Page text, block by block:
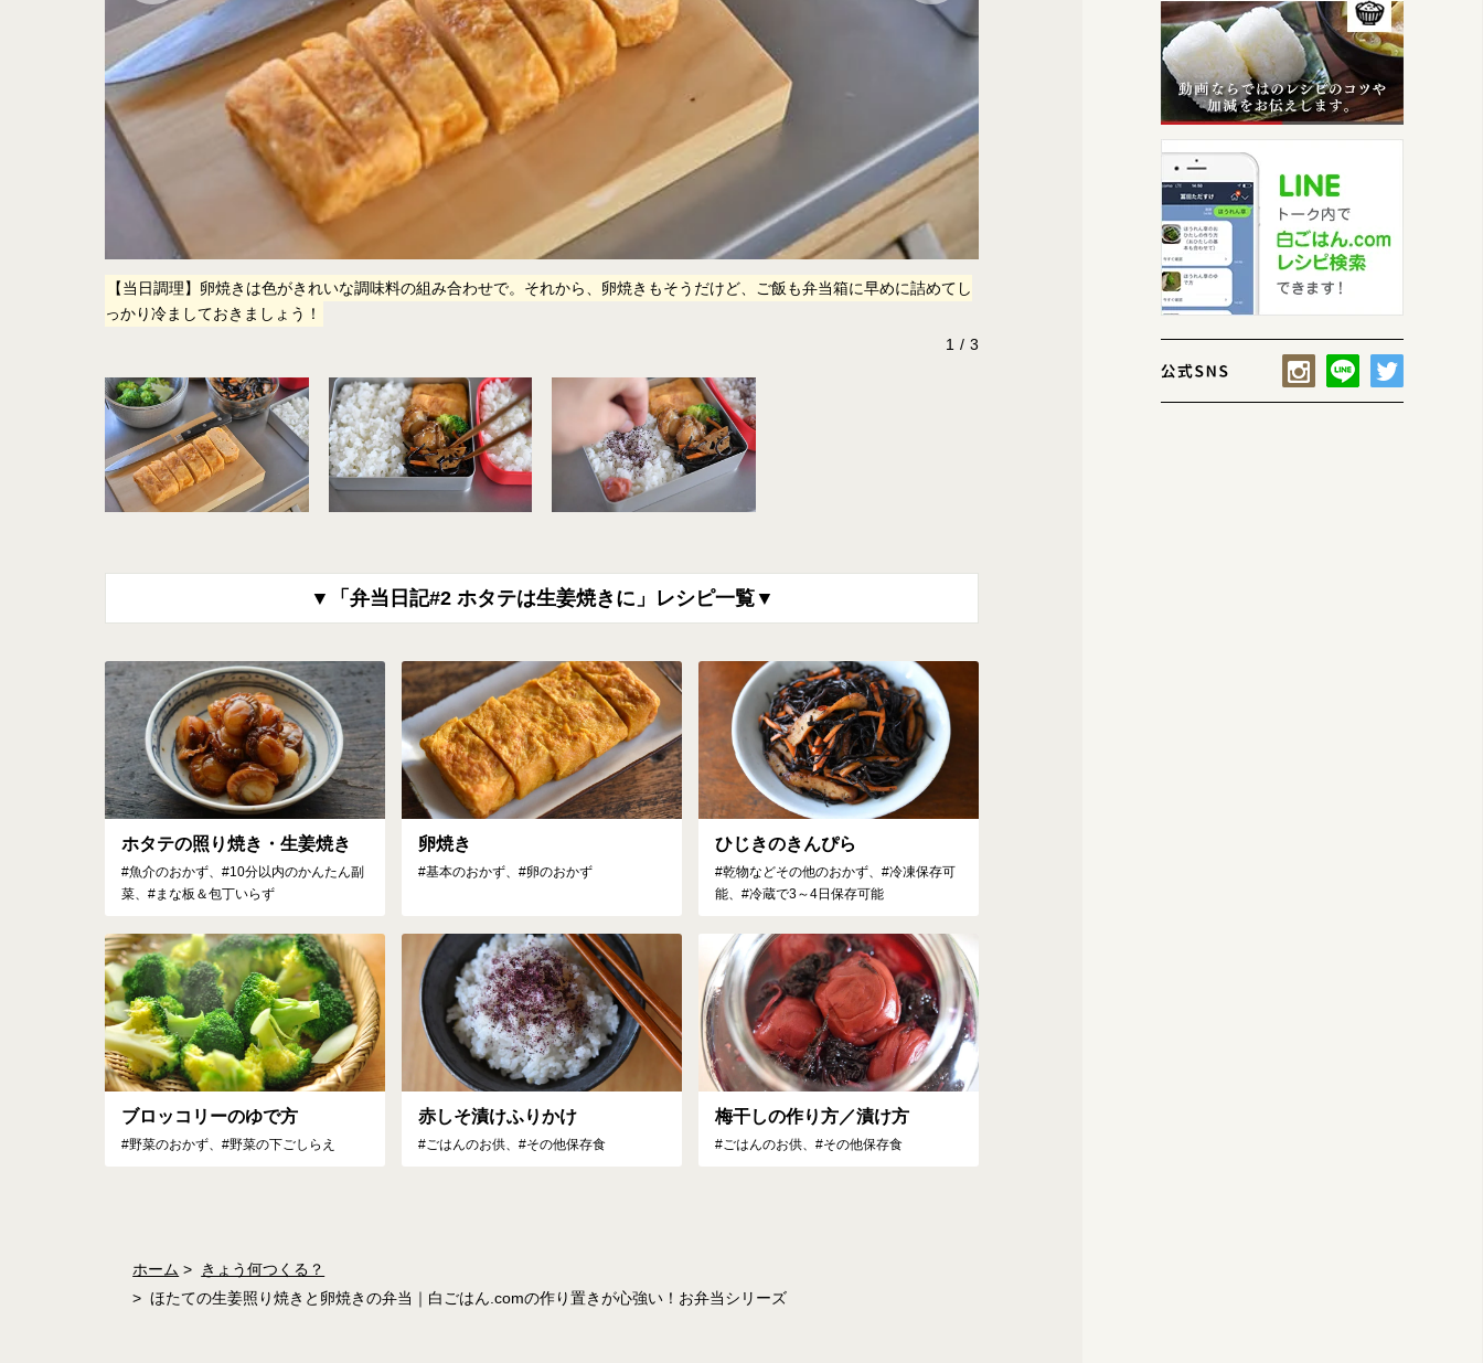
【当日調理】卵焼きは色がきれいな調味料の組み合わせで。それから、卵焼きもそうだけど、ご飯も弁当箱に早めに詰めてし
っかり冷ましておきましょう！
【盛り付け①】ごはんの横に上から、卵焼き、塩ゆでブロッコリー、
ぶ味が多少混ざっても美味しいおかずだから、仕切りは不使用！
1
3
▼「弁当日記#2 ホタテは生姜焼きに」レシピ一覧▼
ホタテの照り焼き・生姜焼き
#魚介のおかず、#10分以内のかんたん副
菜、#まな板＆包丁いらず
卵焼き
#基本のおかず、#卵のおかず
ひじきのきんぴら
#乾物などその他のおかず、#冷凍保存可
能、#冷蔵で3～4日保存可能
ブロッコリーのゆで方
#野菜のおかず、#野菜の下ごしらえ
赤しそ漬けふりかけ
#ごはんのお供、#その他保存食
梅干しの作り方／漬け方
#ごはんのお供、#その他保存食
ホーム
きょう何つくる？
ほたての生姜照り焼きと卵焼きの弁当｜白ごはん.comの作り置きが心強い！お弁当シリーズ